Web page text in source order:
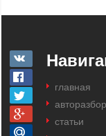
главная
статьи